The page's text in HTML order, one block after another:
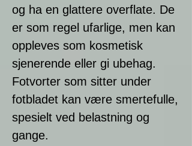
og ha en glattere overflate. De
er som regel ufarlige, men kan
oppleves som kosmetisk
sjenerende eller gi ubehag.
Fotvorter som sitter under
fotbladet kan være smertefulle,
spesielt ved belastning og
gange.